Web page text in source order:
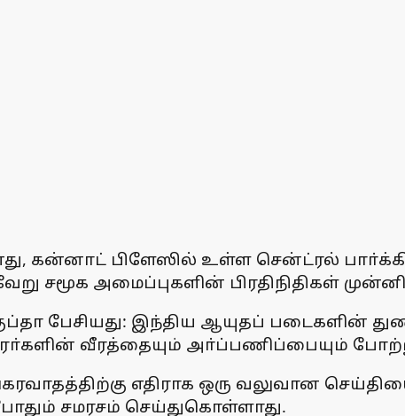
கன்னாட் பிளேஸில் உள்ள சென்ட்ரல்
சமூக அமைப்புகளின் பிரதிநிதிகள்
பேசியது: இந்திய ஆயுதப் படைகளின்
வீரத்தையும் அா்ப்பணிப்பையும்
எதிராக ஒரு வலுவான
சமரசம் செய்துகொள்ளாது.